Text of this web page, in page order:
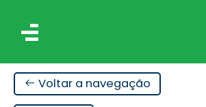
Voltar a navegação